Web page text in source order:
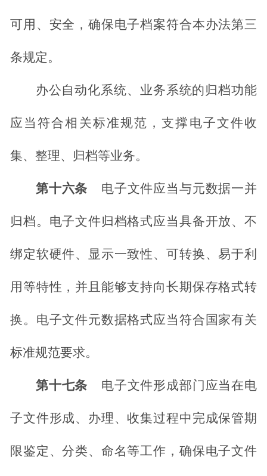
可用、安全，确保电子档案符合本办法第三
条规定。
办公自动化系统、业务系统的归档功能
应当符合相关标准规范，支撑电子文件收
集、整理、归档等业务。
第十六条 电子文件应当与元数据一并
归档。电子文件归档格式应当具备开放、 不
绑定软硬件、显示一致性、可转换、易于利
用等特性，并且能够支持向长期保存格式转
换。电子文件元数据格式应当符合国家有关
标准规范要求。
第十七条 电子文件形成部门应当在电
子文件形成、办理、收集过程中完成保管期
限鉴定、分类、命名等工作，确保电子文件